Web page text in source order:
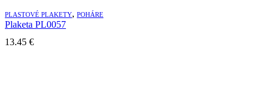
PLASTOVÉ PLAKETY, POHÁRE
Plaketa PL0057
13.45 €